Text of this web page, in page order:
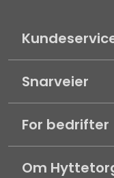
Snarveier
For bedrifter
Om